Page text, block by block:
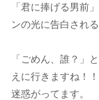
「君に捧げる男前
ンの光に告白され
「ごめん、誰？」
えに行きますね！
迷惑がってます。